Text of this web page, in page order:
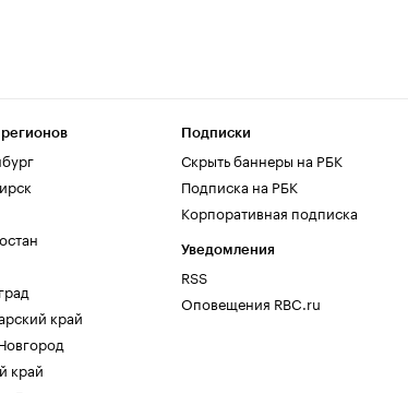
край
край
Подписки
Скрыть баннеры на РБК
Подписка на РБК
Корпоративная подписка
Уведомления
RSS
Оповещения RBC.ru